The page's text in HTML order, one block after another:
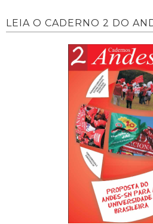
LEIA O CADERNO 2 DO